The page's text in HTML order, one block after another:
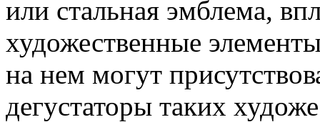
или стальная эмблема,
художественные
на нем могут
дегустаторы таких